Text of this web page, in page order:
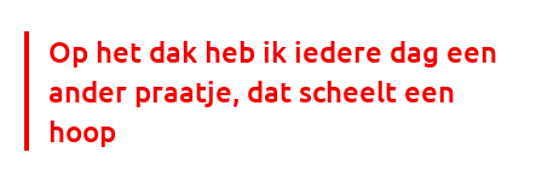
Op het dak heb ik iedere dag een
ander praatje, dat scheelt een
hoop